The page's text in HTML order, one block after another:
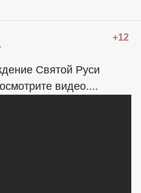
+12
Святой Руси
видео....